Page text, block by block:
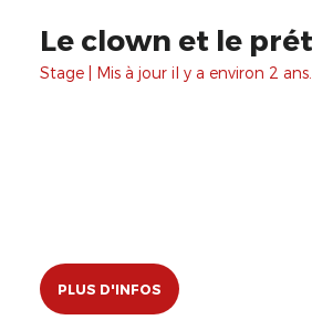
Le clown et le
Stage | Mis à jour il y a environ 2 ans.
PLUS D'INFOS